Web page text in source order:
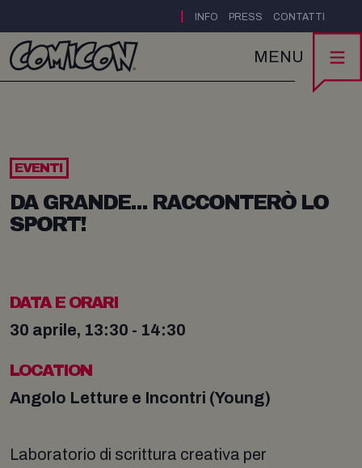
INFO PRESS CONTATTI
MENU
EVENTI
DA GRANDE... RACCONTERÒ LO
SPORT!
DATA E ORARI
30 aprile, 13:30 - 14:30
LOCATION
Angolo Letture e Incontri (Young)
Laboratorio di scrittura creativa per